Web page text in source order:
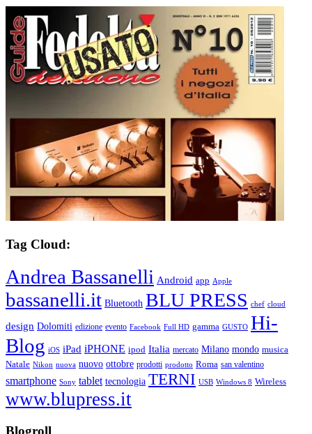
Tag Cloud:
Andrea Bassanelli Android app Apple
bassanelli.it Bluetooth BLU PRESS chef cloud
design Dolomiti edizione evento Facebook Full HD gamma GUSTO Hi-
Blog iOS iPad iPHONE ipod Italia mercato Milano mondo musica
Natale Nikon nuova nuovo ottobre prodotti prodotto Roma san valentino
smartphone Sony tablet tecnologia TERNI USB Windows 8 Wireless
www.blupress.it
Blogroll